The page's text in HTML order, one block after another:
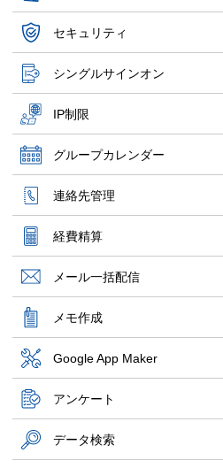
セキュリティ
シングルサインオン
IP制限
グループカレンダー
連絡先管理
経費精算
メール一括配信
メモ作成
Google App Maker
アンケート
データ検索